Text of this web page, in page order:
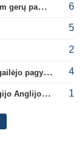
A. Tapinas: „Iš europinio lygio komandos gavom gerų pamokų“ 6
5
2
Argentinos federacijos prezidentas C. Tapia negailėjo pagyrų G. Infantino 4
Oficialu: „Leeds“ už rekordinę klubui sumą įsigijo Anglijos rinktinės vartininką 1